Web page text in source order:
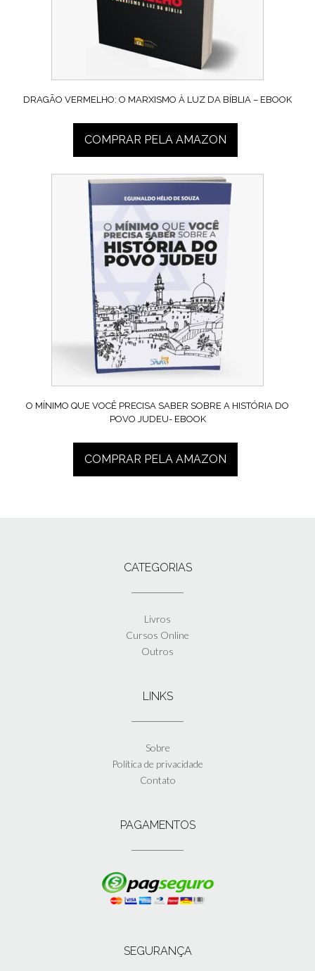
DRAGÃO VERMELHO: O MARXISMO À LUZ DA BÍBLIA – EBOOK
COMPRAR PELA AMAZON
O MÍNIMO QUE VOCÊ PRECISA SABER SOBRE A HISTÓRIA DO
POVO JUDEU- EBOOK
COMPRAR PELA AMAZON
CATEGORIAS
Livros
Cursos Online
Outros
LINKS
Sobre
Política de privacidade
Contato
PAGAMENTOS
SEGURANÇA